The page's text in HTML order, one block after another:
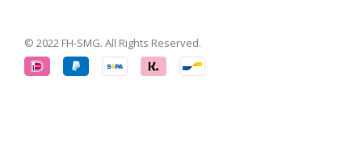
© 2022 FH-SMG. All Rights Reserved.